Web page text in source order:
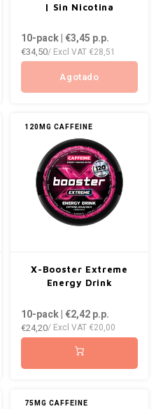
| Sin Nicotina
10-pack | €3,45 p.p.
€34,50/ Excl VAT €28,51
Agotado
120MG CAFFEINE
X-Booster Extreme
Energy Drink
10-pack | €2,42p.p.
€24,20/ Excl VAT €20,00
75MG CAFFEINE